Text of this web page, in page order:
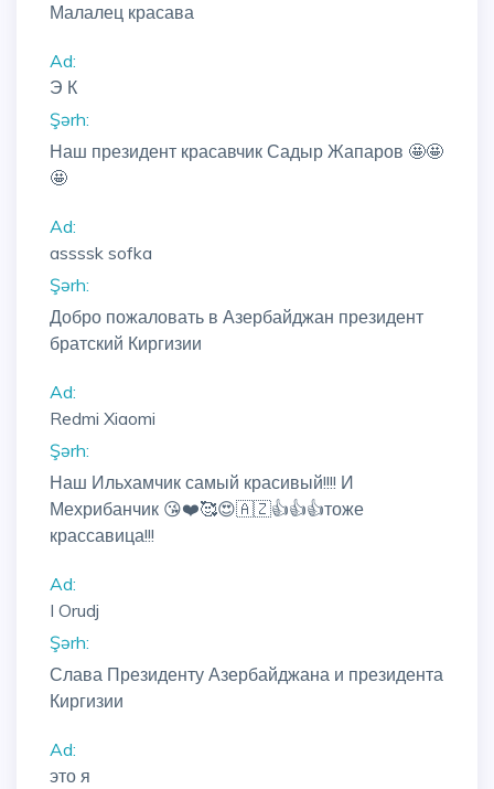
Малалец красава
Ad:
Э К
Şərh:
Наш президент красавчик Садыр Жапаров 🤩🤩
🤩
Ad:
assssk sofka
Şərh:
Добро пожаловать в Азербайджан президент
братский Киргизии
Ad:
Redmi Xiaomi
Şərh:
Наш Ильхамчик самый красивый!!!! И
Мехрибанчик 😘❤️🥰😍🇦🇿👍👍👍тоже
крассавица!!!
Ad:
I Orudj
Şərh:
Слава Президенту Азербайджана и президента
Киргизии
Ad:
это я